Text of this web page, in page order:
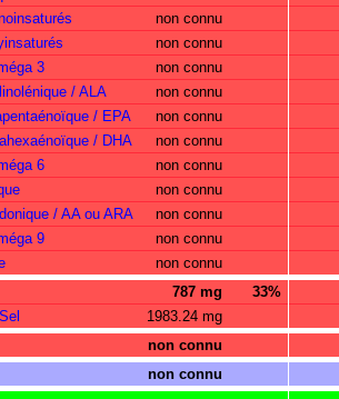
non connu
non connu
3
non connu
/ ALA
non connu
/ EPA
non connu
/ DHA
non connu
6
non connu
non connu
/ AA ou ARA
non connu
9
non connu
non connu
787 mg
33%
Sel
1983.24 mg
non connu
non connu